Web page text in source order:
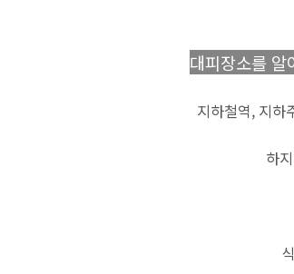
대피장소를 알
지하철역, 지하
하